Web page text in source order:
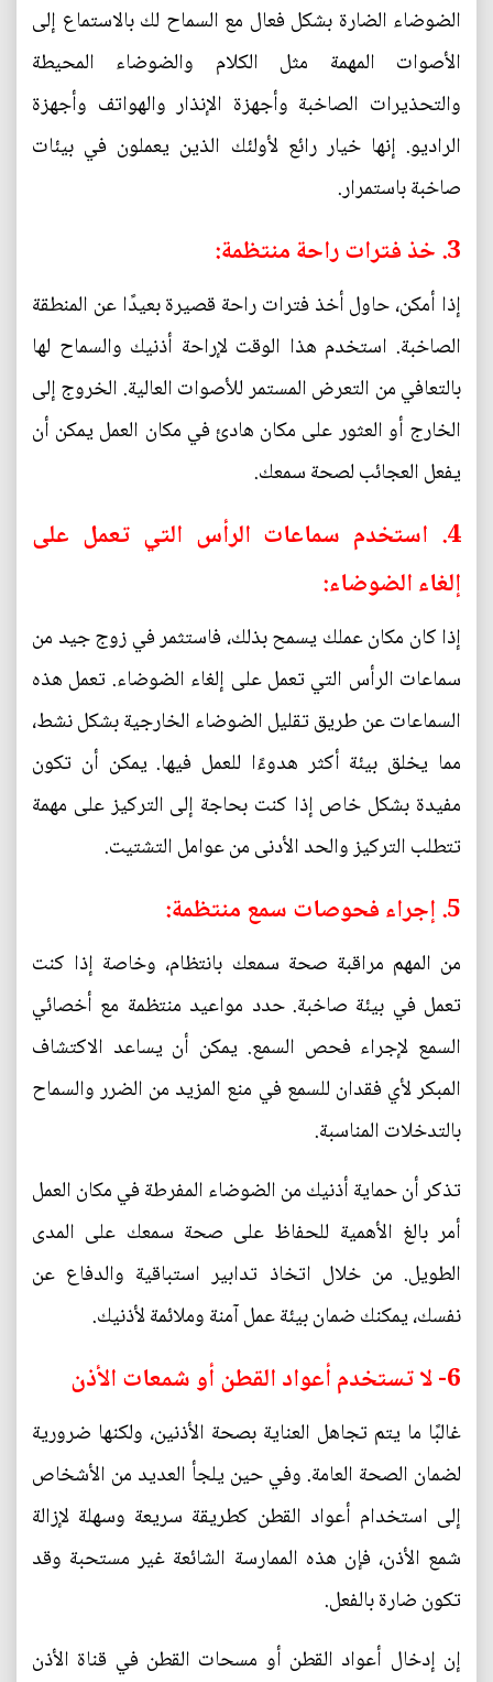
الضوضاء الضارة بشكل فعال مع السماح لك بالاستماع إلى
الأصوات المهمة مثل الكلام والضوضاء المحيطة
والتحذيرات الصاخبة وأجهزة الإنذار والهواتف وأجهزة
الراديو. إنها خيار رائع لأولئك الذين يعملون في بيئات
صاخبة باستمرار.
3. خذ فترات راحة منتظمة:
إذا أمكن، حاول أخذ فترات راحة قصيرة بعيدًا عن المنطقة
الصاخبة. استخدم هذا الوقت لإراحة أذنيك والسماح لها
بالتعافي من التعرض المستمر للأصوات العالية. الخروج إلى
الخارج أو العثور على مكان هادئ في مكان العمل يمكن أن
يفعل العجائب لصحة سمعك.
4. استخدم سماعات الرأس التي تعمل على
إلغاء الضوضاء:
إذا كان مكان عملك يسمح بذلك، فاستثمر في زوج جيد من
سماعات الرأس التي تعمل على إلغاء الضوضاء. تعمل هذه
السماعات عن طريق تقليل الضوضاء الخارجية بشكل نشط،
مما يخلق بيئة أكثر هدوءًا للعمل فيها. يمكن أن تكون
مفيدة بشكل خاص إذا كنت بحاجة إلى التركيز على مهمة
تتطلب التركيز والحد الأدنى من عوامل التشتيت.
5. إجراء فحوصات سمع منتظمة:
من المهم مراقبة صحة سمعك بانتظام، وخاصة إذا كنت
تعمل في بيئة صاخبة. حدد مواعيد منتظمة مع أخصائي
السمع لإجراء فحص السمع. يمكن أن يساعد الاكتشاف
المبكر لأي فقدان للسمع في منع المزيد من الضرر والسماح
بالتدخلات المناسبة.
تذكر أن حماية أذنيك من الضوضاء المفرطة في مكان العمل
أمر بالغ الأهمية للحفاظ على صحة سمعك على المدى
الطويل. من خلال اتخاذ تدابير استباقية والدفاع عن
نفسك، يمكنك ضمان بيئة عمل آمنة وملائمة لأذنيك.
6- لا تستخدم أعواد القطن أو شمعات الأذن
غالبًا ما يتم تجاهل العناية بصحة الأذنين، ولكنها ضرورية
لضمان الصحة العامة. وفي حين يلجأ العديد من الأشخاص
إلى استخدام أعواد القطن كطريقة سريعة وسهلة لإزالة
شمع الأذن، فإن هذه الممارسة الشائعة غير مستحبة وقد
تكون ضارة بالفعل.
إن إدخال أعواد القطن أو مسحات القطن في قناة الأذن